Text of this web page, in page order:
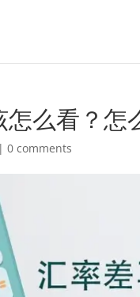
么看？怎
| 0 comments